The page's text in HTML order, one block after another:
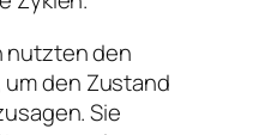
nutzten den
um den Zustand
Sie